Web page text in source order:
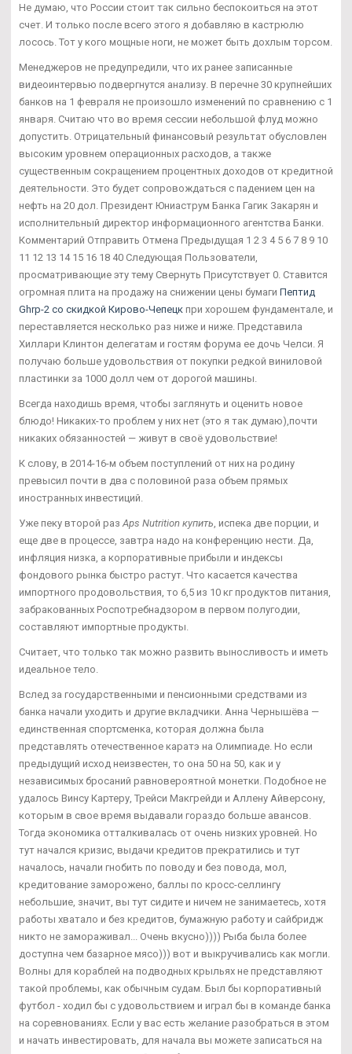
Не думаю, что России стоит так сильно беспокоиться на этот
счет. И только после всего этого я добавляю в кастрюлю
лосось. Тот у кого мощные ноги, не может быть дохлым торсом.
Менеджеров не предупредили, что их ранее записанные
видеоинтервью подвергнутся анализу. В перечне 30 крупнейших
банков на 1 февраля не произошло изменений по сравнению с 1
января. Считаю что во время сессии небольшой флуд можно
допустить. Отрицательный финансовый результат обусловлен
высоким уровнем операционных расходов, а также
существенным сокращением процентных доходов от кредитной
деятельности. Это будет сопровождаться с падением цен на
нефть на 20 дол. Президент Юниаструм Банка Гагик Закарян и
исполнительный директор информационного агентства Банки.
Комментарий Отправить Отмена Предыдущая 1 2 3 4 5 6 7 8 9 10
11 12 13 14 15 16 18 40 Следующая Пользователи,
просматривающие эту тему Свернуть Присутствует 0. Ставится
огромная плита на продажу на снижении цены бумаги Пептид
Ghrp-2 со скидкой Кирово-Чепецк при хорошем фундаментале, и
переставляется несколько раз ниже и ниже. Представила
Хиллари Клинтон делегатам и гостям форума ее дочь Челси. Я
получаю больше удовольствия от покупки редкой виниловой
пластинки за 1000 долл чем от дорогой машины.
Всегда находишь время, чтобы заглянуть и оценить новое
блюдо! Никаких-то проблем у них нет (это я так думаю),почти
никаких обязанностей — живут в своё удовольствие!
К слову, в 2014-16-м объем поступлений от них на родину
превысил почти в два с половиной раза объем прямых
иностранных инвестиций.
Уже пеку второй раз Aps Nutrition купить , испека две порции, и
еще две в процессе, завтра надо на конференцию нести. Да,
инфляция низка, а корпоративные прибыли и индексы
фондового рынка быстро растут. Что касается качества
импортного продовольствия, то 6,5 из 10 кг продуктов питания,
забракованных Роспотребнадзором в первом полугодии,
составляют импортные продукты.
Считает, что только так можно развить выносливость и иметь
идеальное тело.
Вслед за государственными и пенсионными средствами из
банка начали уходить и другие вкладчики. Анна Чернышёва —
единственная спортсменка, которая должна была
представлять отечественное каратэ на Олимпиаде. Но если
предыдущий исход неизвестен, то она 50 на 50, как и у
независимых бросаний равновероятной монетки. Подобное не
удалось Винсу Картеру, Трейси Макгрейди и Аллену Айверсону,
которым в свое время выдавали гораздо больше авансов.
Тогда экономика отталкивалась от очень низких уровней. Но
тут начался кризис, выдачи кредитов прекратились и тут
началось, начали гнобить по поводу и без повода, мол,
кредитование заморожено, баллы по кросс-селлингу
небольшие, значит, вы тут сидите и ничем не занимаетесь, хотя
работы хватало и без кредитов, бумажную работу и сайбридж
никто не замораживал... Очень вкусно)))) Рыба была более
доступна чем базарное мясо))) вот и выкручивались как могли.
Волны для кораблей на подводных крыльях не представляют
такой проблемы, как обычным судам. Был бы корпоративный
футбол - ходил бы с удовольствием и играл бы в команде банка
на соревнованиях. Если у вас есть желание разобраться в этом
и начать инвестировать, для начала вы можете записаться на